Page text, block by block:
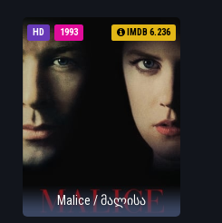
HD 1993 IMDB 6.236
Malice / მალისა